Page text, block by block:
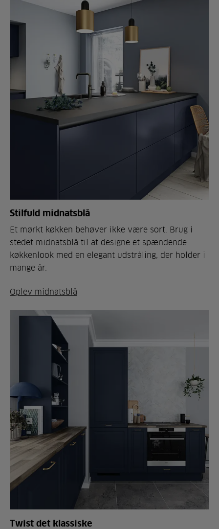
Stilfuld midnatsblå
Et mørkt køkken behøver ikke være sort. Brug i
stedet midnatsblå til at designe et spændende
køkkenlook med en elegant udstråling, der holder i
mange år.
Oplev midnatsblå
Twist det klassiske